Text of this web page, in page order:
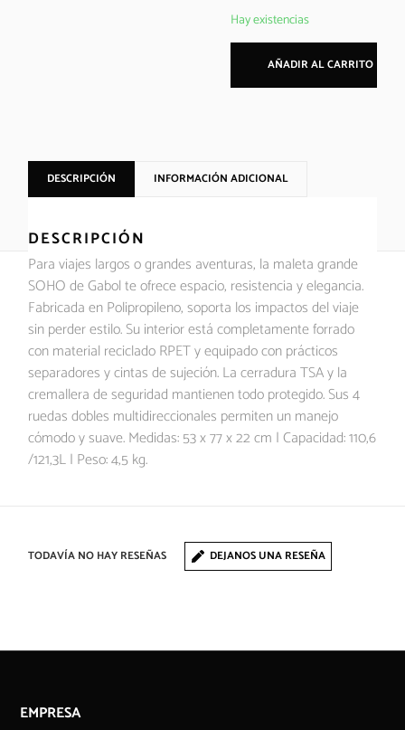
Hay existencias
AÑADIR AL CARRITO
DESCRIPCIÓN INFORMACIÓN ADICIONAL
DESCRIPCIÓN
Para viajes largos o grandes aventuras, la maleta grande
SOHO de Gabol te ofrece espacio, resistencia y elegancia.
Fabricada en Polipropileno, soporta los impactos del viaje
sin perder estilo. Su interior está completamente forrado
con material reciclado RPET y equipado con prácticos
separadores y cintas de sujeción. La cerradura TSA y la
cremallera de seguridad mantienen todo protegido. Sus 4
ruedas dobles multidireccionales permiten un manejo
cómodo y suave. Medidas: 53 x 77 x 22 cm | Capacidad: 110,6
/121,3L | Peso: 4,5 kg.
TODAVÍA NO HAY RESEÑAS DEJANOS UNA RESEÑA
EMPRESA